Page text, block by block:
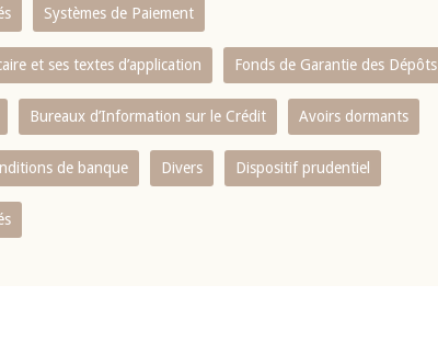
Systèmes de Paiement
et ses textes d’application Fonds de Garantie des Dépôts
Bureaux d’Information sur le Crédit Avoirs dormants
de banque Divers Dispositif prudentiel